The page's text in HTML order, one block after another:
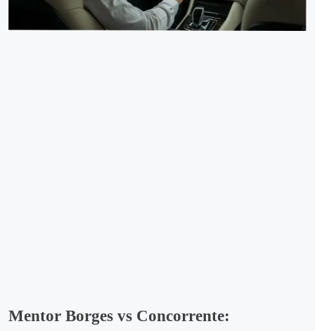
Mentor Borges vs Concorrente: